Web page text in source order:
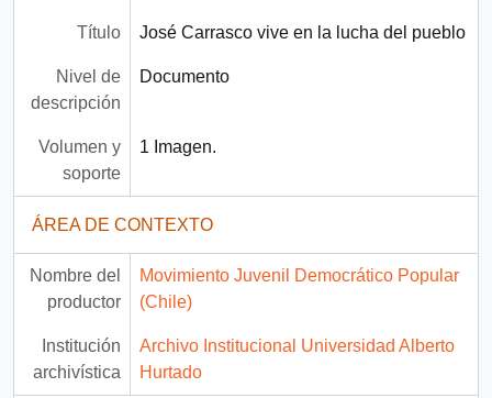
Título José Carrasco vive en la lucha del pueblo
Nivel de
descripción
Documento
Volumen y
soporte
1 Imagen.
ÁREA DE CONTEXTO
Nombre del
productor
Movimiento Juvenil Democrático Popular
(Chile)
Institución
archivística
Archivo Institucional Universidad Alberto
Hurtado